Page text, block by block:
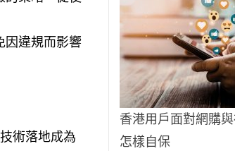
因違規而影響
術落地成為
香港用戶面對網購
怎樣自保